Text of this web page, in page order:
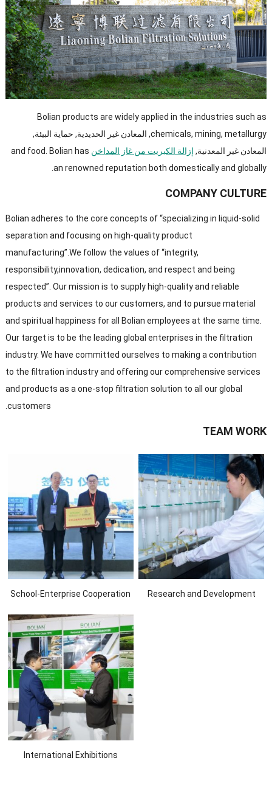
Bolian products are widely applied in the industries such as
chemicals,mining,metallurgy
, المعادن غير الحديدية, حماية البيئة,
المعادن غير المعدنية, إزالة الكبريت من غاز المداخن and food
Bolian has
an renowned reputation both domestically and globally
.
COMPANY CULTURE
Bolian adheres to the core concepts of“specializing in liquid-solid
separation and focusing on high-quality product
manufacturing”. We follow the values of“integrity,
responsibility,innovation, dedication, and respect and being
respected”. Our mission is to supply high-quality and reliable
products and services to our customers, and to pursue material
and spiritual happiness for all Bolian employees at the same time
Our target is to be the leading global enterprises in the filtration
industry. We have committed ourselves to making a contribution
to the filtration industry and offering our comprehensive services
and products as a one-stop filtration solution to all our global
customers
TEAM WORK
School-Enterprise Cooperation Research and Development
International Exhibitions